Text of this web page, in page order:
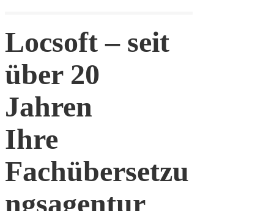
Locsoft – seit
über 20
Jahren
Ihre
Fachübersetzu
ngsagentur